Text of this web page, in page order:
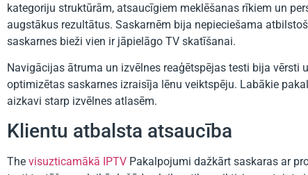
kategoriju struktūrām, atsaucīgiem meklēšanas rīkiem un
augstākus rezultātus. Saskarnēm bija nepieciešama
saskarnes bieži vien ir jāpielāgo TV skatīšanai.
Navigācijas ātruma un izvēlnes reaģētspējas testi bija vērsti
optimizētas saskarnes izraisīja lēnu veiktspēju. Labākie
aizkavi starp izvēlnes atlasēm.
Klientu atbalsta atsaucība
The visuzticamākā IPTV Pakalpojumi dažkārt saskaras ar